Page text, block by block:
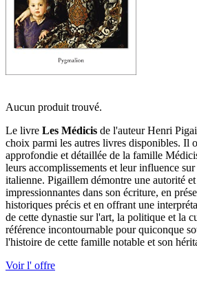
Aucun produit trouvé.
Le livre Les Médicis de l'auteur Henri
choix parmi les autres livres disponibles. Il
approfondie et détaillée de la famille
leurs accomplissements et leur influence
italienne. Pigaillem démontre une autorité
impressionnantes dans son écriture, en
historiques précis et en offrant une
de cette dynastie sur l'art, la politique et la
référence incontournable pour quiconque
l'histoire de cette famille notable et son
Voir l' offre